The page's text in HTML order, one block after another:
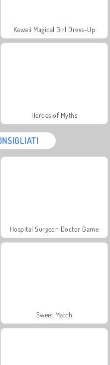
Kawaii Magical Girl Dress-Up
Heroes of Myths
Hospital Surgeon Doctor Game
Sweet Match